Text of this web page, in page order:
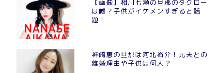
【画像】相川七瀬の旦那のタクロー
は嘘？子供がイケメンすぎると話
題！
神崎恵の旦那は河北裕介！元夫との
離婚理由や子供は何人？